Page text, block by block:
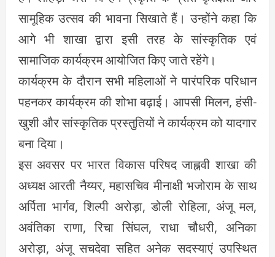
सामूहिक उत्सव की भावना सिखाते हैं। उन्होंने कहा कि
आगे भी शाखा द्वारा इसी तरह के सांस्कृतिक एवं
सामाजिक कार्यक्रम आयोजित किए जाते रहेंगे।
कार्यक्रम के दौरान सभी महिलाओं ने पारंपरिक परिधान
पहनकर कार्यक्रम की शोभा बढ़ाई। आपसी मिलन, हंसी-
खुशी और सांस्कृतिक प्रस्तुतियों ने कार्यक्रम को यादगार
बना दिया।
इस अवसर पर भारत विकास परिषद जाह्नवी शाखा की
अध्यक्ष आरती नैय्यर, महासचिव मीनाक्षी भजोराम के साथ
अर्पिता भार्गव, शिल्पी अरोड़ा, डोली रोहिला, अंजू मल,
अवंतिका राणा, रिचा सिंघल, राधा चौधरी, अनिका
अरोड़ा, अंजू सचदेवा सहित अनेक सदस्याएं उपस्थित